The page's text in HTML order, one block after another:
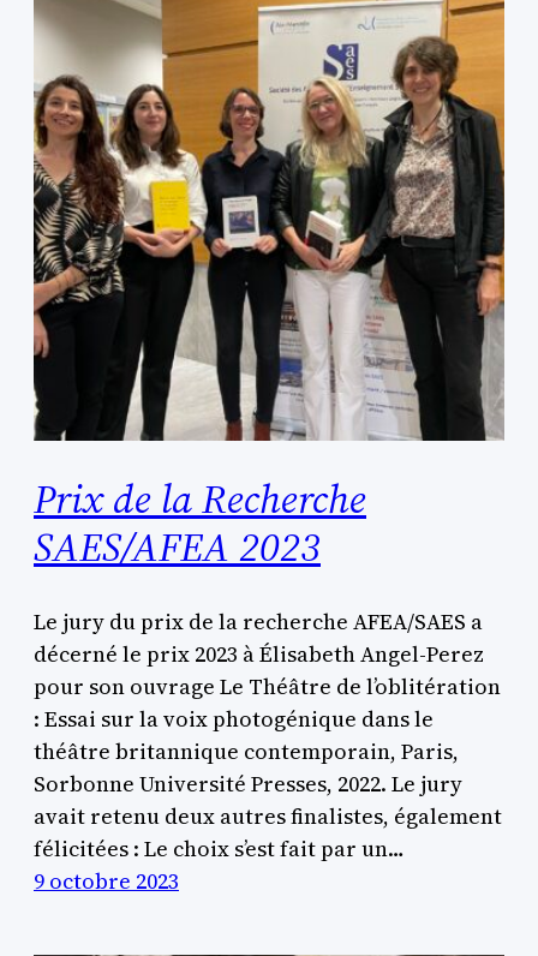
Prix de la Recherche
SAES/AFEA 2023
Le jury du prix de la recherche AFEA/SAES a
décerné le prix 2023 à Élisabeth Angel-Perez
pour son ouvrage Le Théâtre de l’oblitération
: Essai sur la voix photogénique dans le
théâtre britannique contemporain, Paris,
Sorbonne Université Presses, 2022. Le jury
avait retenu deux autres finalistes, également
félicitées : Le choix s’est fait par un…
9 octobre 2023